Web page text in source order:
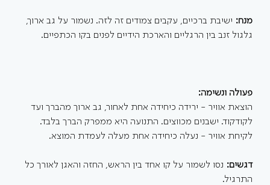
מנח: ישיבת ברכיים, עקבים צמודים זה לזה. נשמור על גב ארוך,
גלגול זנב בין הרגליים והארכת הידיים לפנים בקו הכתפיים.
פעולה ונשימה:
הוצאת אוויר - ירידה כיחידה אחת לאחור, גב ארוך מהברך ועד
לקודקוד. ישבנים מכווצים. התנועה היא ממפרק הברך בלבד.
לקיחת אוויר - נעלה כיחידה אחת מעלה לעמדת המוצא.
דגשים: נסו לשמור על קו אחד בין הראש, החזה והאגן לאורך כל
התרגיל.